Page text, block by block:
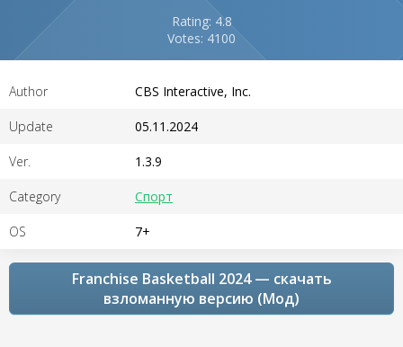
Rating: 4.8
Votes: 4100
Author CBS Interactive, Inc.
Update 05.11.2024
Ver. 1.3.9
Category Спорт
OS 7+
Franchise Basketball 2024 — скачать
взломанную версию (Мод)